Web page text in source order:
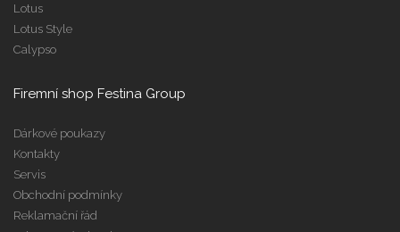
Lotus
Lotus Style
Calypso
Firemní shop Festina Group
Dárkové poukazy
Kontakty
Servis
Obchodní podmínky
Reklamační řád